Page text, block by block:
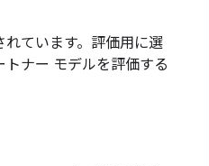
れています。評価用に選
ナー モデルを評価する